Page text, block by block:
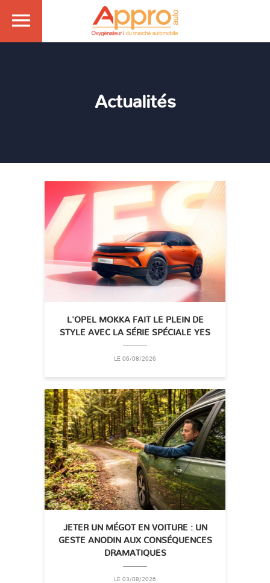
Actualités
L'OPEL MOKKA FAIT LE PLEIN DE
STYLE AVEC LA SÉRIE SPÉCIALE YES
LE 06/08/2026
JETER UN MÉGOT EN VOITURE : UN
GESTE ANODIN AUX CONSÉQUENCES
DRAMATIQUES
LE 03/08/2026